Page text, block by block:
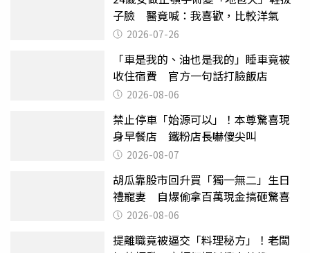
子臉 醫竟喊：我喜歡，比較洋氣
2026-07-26
「車是我的、油也是我的」睡車竟被
收住宿費 官方一句話打臉飯店
2026-08-06
禁止停車「始源可以」！本尊驚喜現
身早餐店 鐵粉店長嚇傻尖叫
2026-08-07
胡瓜靠股市回升買「獨一無二」生日
禮寵妻 自爆偷拿百萬現金搞砸驚喜
2026-08-06
提離職竟被逼交「料理秘方」！老闆